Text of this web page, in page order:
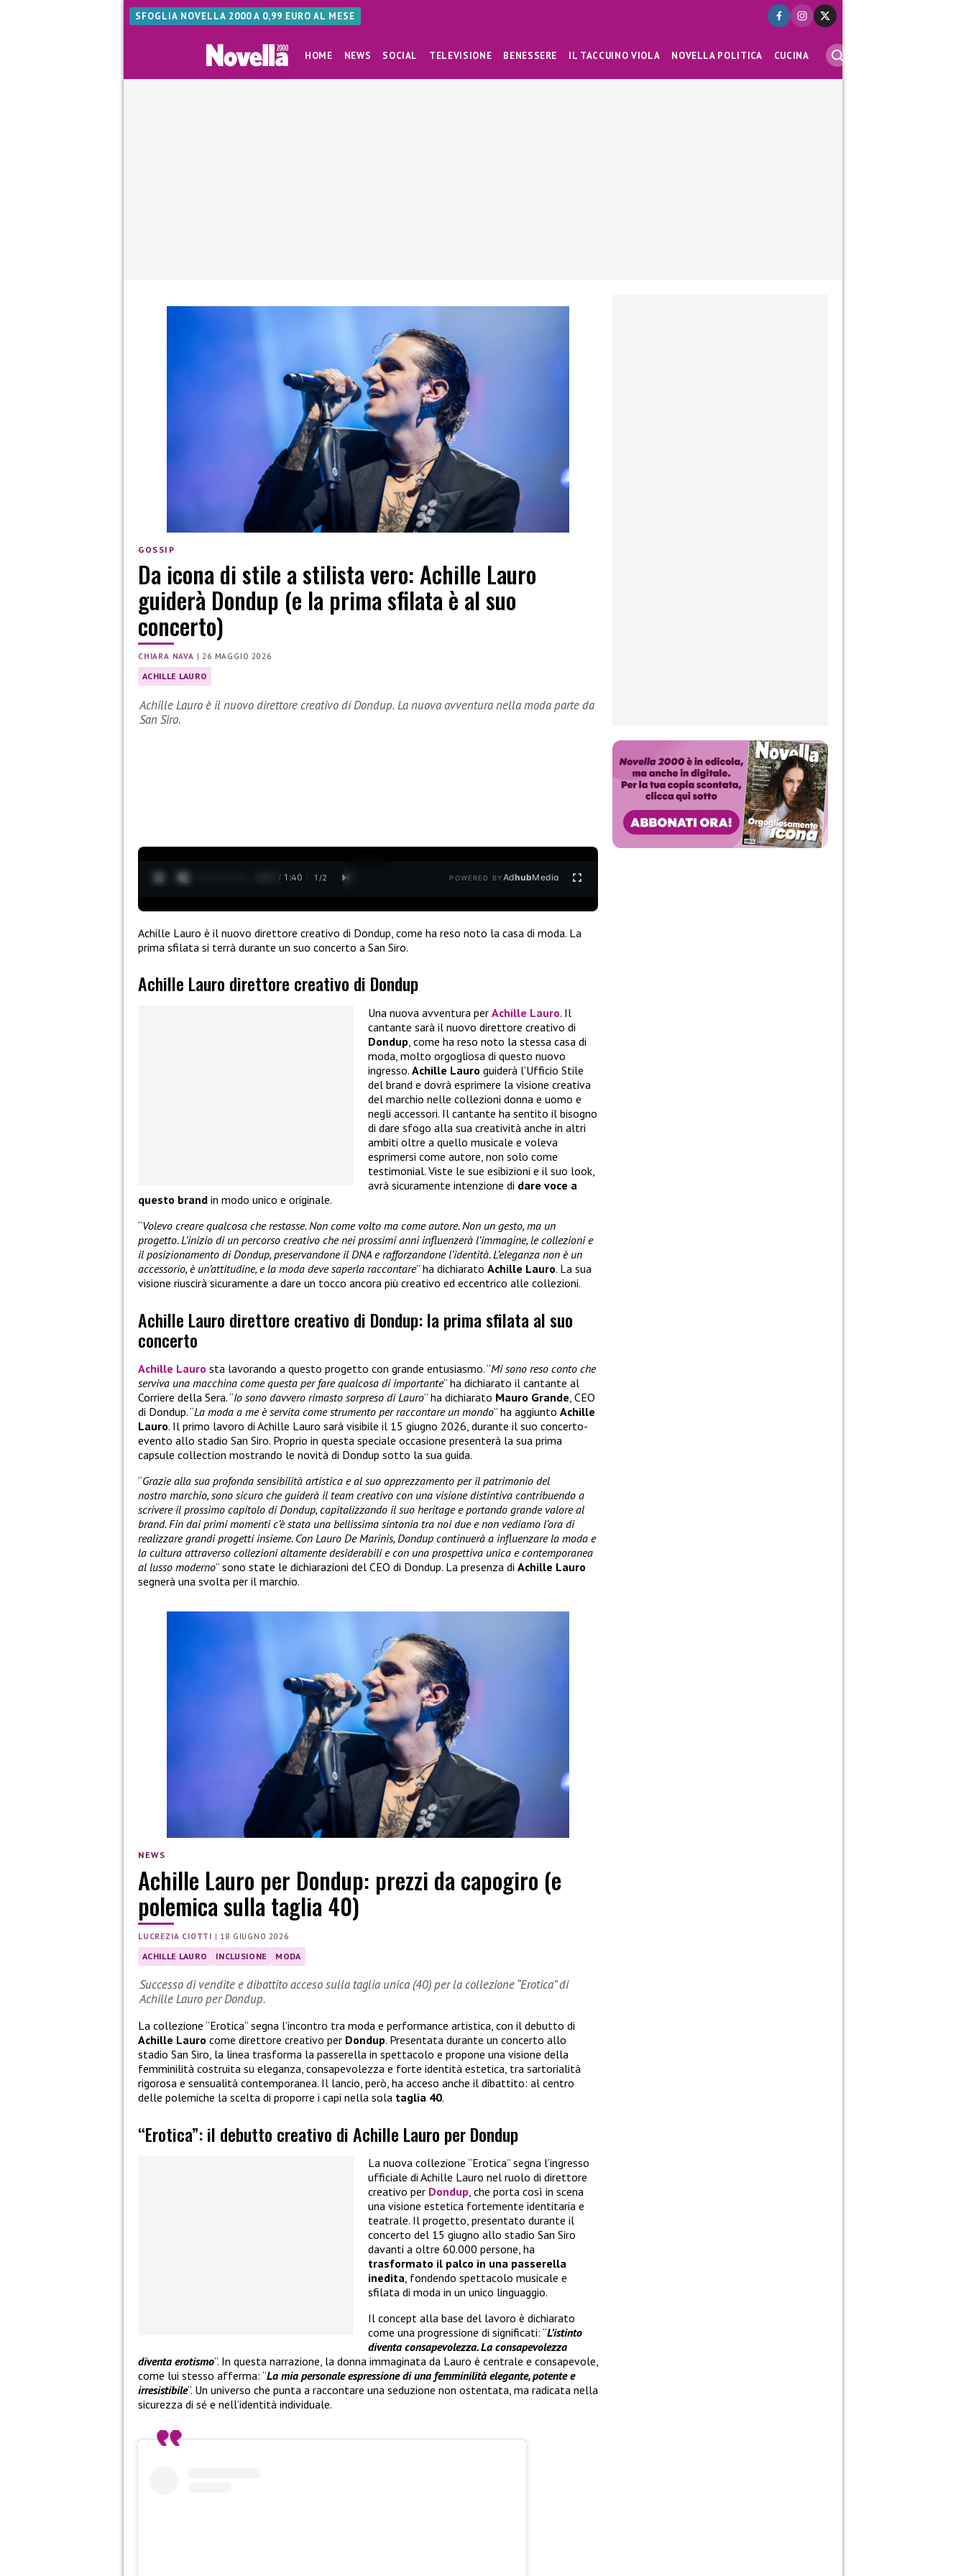
SFOGLIA NOVELLA 2000 A 0,99 EURO AL MESE
HOME NEWS SOCIAL TELEVISIONE BENESSERE IL TACCUINO VIOLA NOVELLA POLITICA CUCINA
GOSSIP
Da icona di stile a stilista vero: Achille Lauro
guiderà Dondup (e la prima sfilata è al suo
concerto)
CHIARA NAVA |26 MAGGIO 2026
ACHILLE LAURO
Achille Lauro è il nuovo direttore creativo di Dondup. La nuova avventura nella moda parte da
San Siro.
0:28 / 1:40 1 /2 POWERED BYAdhubMedia
Achille Lauro è il nuovo direttore creativo di Dondup, come ha reso noto la casa di moda. La
prima sfilata si terrà durante un suo concerto a San Siro.
Achille Lauro direttore creativo di Dondup
Una nuova avventura per Achille Lauro. Il
cantante sarà il nuovo direttore creativo di
Dondup, come ha reso noto la stessa casa di
moda, molto orgogliosa di questo nuovo
ingresso. Achille Lauro guiderà l’Ufficio Stile
del brand e dovrà esprimere la visione creativa
del marchio nelle collezioni donna e uomo e
negli accessori. Il cantante ha sentito il bisogno
di dare sfogo alla sua creatività anche in altri
ambiti oltre a quello musicale e voleva
esprimersi come autore, non solo come
testimonial. Viste le sue esibizioni e il suo look,
avrà sicuramente intenzione di dare voce a
questo brand in modo unico e originale.
“Volevo creare qualcosa che restasse. Non come volto ma come autore. Non un gesto, ma un
progetto. L’inizio di un percorso creativo che nei prossimi anni influenzerà l’immagine, le collezioni e
il posizionamento di Dondup, preservandone il DNA e rafforzandone l’identità. L’eleganza non è un
accessorio, è un’attitudine, e la moda deve saperla raccontare” ha dichiarato Achille Lauro. La sua
visione riuscirà sicuramente a dare un tocco ancora più creativo ed eccentrico alle collezioni.
Achille Lauro direttore creativo di Dondup: la prima sfilata al suo
concerto
Achille Lauro sta lavorando a questo progetto con grande entusiasmo. “Mi sono reso conto che
serviva una macchina come questa per fare qualcosa di importante” ha dichiarato il cantante al
Corriere della Sera. “Io sono davvero rimasto sorpreso di Lauro” ha dichiarato Mauro Grande, CEO
di Dondup. “La moda a me è servita come strumento per raccontare un mondo” ha aggiunto Achille
Lauro. Il primo lavoro di Achille Lauro sarà visibile il 15 giugno 2026, durante il suo concerto-
evento allo stadio San Siro. Proprio in questa speciale occasione presenterà la sua prima
capsule collection mostrando le novità di Dondup sotto la sua guida.
“Grazie alla sua profonda sensibilità artistica e al suo apprezzamento per il patrimonio del
nostro marchio, sono sicuro che guiderà il team creativo con una visione distintiva contribuendo a
scrivere il prossimo capitolo di Dondup, capitalizzando il suo heritage e portando grande valore al
brand. Fin dai primi momenti c’è stata una bellissima sintonia tra noi due e non vediamo l’ora di
realizzare grandi progetti insieme. Con Lauro De Marinis, Dondup continuerà a influenzare la moda e
la cultura attraverso collezioni altamente desiderabili e con una prospettiva unica e contemporanea
al lusso moderno” sono state le dichiarazioni del CEO di Dondup. La presenza di Achille Lauro
segnerà una svolta per il marchio.
NEWS
Achille Lauro per Dondup: prezzi da capogiro (e
polemica sulla taglia 40)
LUCREZIA CIOTTI | 18 GIUGNO 2026
ACHILLE LAURO INCLUSIONE MODA
Successo di vendite e dibattito acceso sulla taglia unica (40) per la collezione “Erotica” di
Achille Lauro per Dondup.
La collezione “Erotica” segna l’incontro tra moda e performance artistica, con il debutto di
Achille Lauro come direttore creativo per Dondup. Presentata durante un concerto allo
stadio San Siro, la linea trasforma la passerella in spettacolo e propone una visione della
femminilità costruita su eleganza, consapevolezza e forte identità estetica, tra sartorialità
rigorosa e sensualità contemporanea. Il lancio, però, ha acceso anche il dibattito: al centro
delle polemiche la scelta di proporre i capi nella sola taglia 40.
“Erotica”: il debutto creativo di Achille Lauro per Dondup
La nuova collezione “Erotica” segna l’ingresso
ufficiale di Achille Lauro nel ruolo di direttore
creativo per Dondup, che porta così in scena
una visione estetica fortemente identitaria e
teatrale. Il progetto, presentato durante il
concerto del 15 giugno allo stadio San Siro
davanti a oltre 60.000 persone, ha
trasformato il palco in una passerella
inedita, fondendo spettacolo musicale e
sfilata di moda in un unico linguaggio.
Il concept alla base del lavoro è dichiarato
come una progressione di significati: “L’istinto
diventa consapevolezza. La consapevolezza
diventa erotismo”. In questa narrazione, la donna immaginata da Lauro è centrale e consapevole,
come lui stesso afferma: “La mia personale espressione di una femminilità elegante, potente e
irresistibile“. Un universo che punta a raccontare una seduzione non ostentata, ma radicata nella
sicurezza di sé e nell’identità individuale.